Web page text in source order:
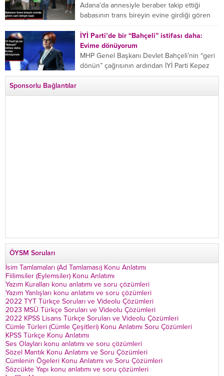
Adana’da annesiyle beraber takip ettiği
babasının trans bireyin evine girdiği gören
cani, babasını vücudunun çeşitli yerlerinden
bıçaklayarak öldürdü. Adana’da bir...
İYİ Parti’de bir “Bahçeli” istifası daha:
Evime dönüyorum
MHP Genel Başkanı Devlet Bahçeli’nin “geri
dönün” çağrısının ardından İYİ Parti Kepez
İlçe Başkan Yardımcısı Özgür Avcı “Evime
Sponsorlu Bağlantılar
ÖYSM Soruları
İsim Tamlamaları (Ad Tamlaması) Konu Anlatımı
Fiilimsiler (Eylemsiler) Konu Anlatımı
Yazım Kuralları konu anlatımı ve soru çözümleri
Yazım Yanlışları konu anlatımı ve soru çözümleri
2022 TYT Türkçe Soruları ve Videolu Çözümleri
2023 MSÜ Türkçe Soruları ve Videolu Çözümleri
2022 KPSS Lisans Türkçe Soruları ve Videolu Çözümleri
Cümle Türleri (Cümle Çeşitleri) Konu Anlatımı Soru Çözümleri
KPSS Türkçe Konu Anlatımı
Ses Olayları konu anlatımı ve soru çözümleri
Sözel Mantık Konu Anlatımı ve Soru Çözümleri
Cümlenin Ögeleri Konu Anlatımı ve Soru Çözümleri
Sözcükte Yapı konu anlatımı ve soru çözümleri